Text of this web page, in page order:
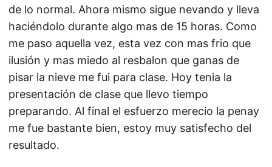
de lo normal. Ahora mismo sigue nevando y lleva
haciéndolo durante algo mas de 15 horas. Como
me paso aquella vez, esta vez con mas frio que
ilusión y mas miedo al resbalon que ganas de
pisar la nieve me fui para clase. Hoy tenia la
presentación de clase que llevo tiempo
preparando. Al final el esfuerzo merecio la penay
me fue bastante bien, estoy muy satisfecho del
resultado.